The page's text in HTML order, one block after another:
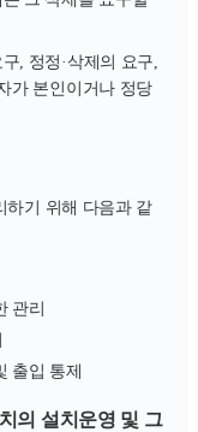
, 정정·삭제의 요구,
가 본인이거나 정당
하기 위해 다음과 같
관리
출입 통제
의 설치운영 및 그